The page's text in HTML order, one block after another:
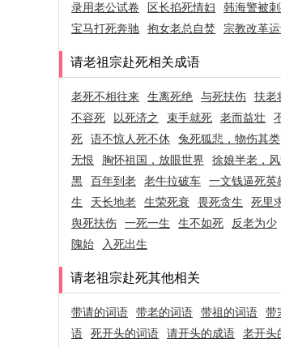
录用老公试卷
区长掐死情妇 韩海警被
宝马打死奔驰
抱女老总自焚 宗教改革
请老祖宗赴死相关成语
老死不相往来 生离死绝 与死扶伤 扶老
不容死
以死济之 束手就死 老而益壮
死
语不惊人死不休 兔死狐悲，物伤其类
无恨
胸怀祖国，放眼世界 徐娘半老，
黑
百年到老 老牛拉破车 一文钱逼死英
生
天长地老 生荣死衰 畏死贪生 死里
舆死扶伤
一死一生 生不如死 反老为少
隗始
入死出生
请老祖宗赴死其他相关
带请的词语 带老的词语 带祖的词语 带
语
死开头的词语 请开头的成语 老开头